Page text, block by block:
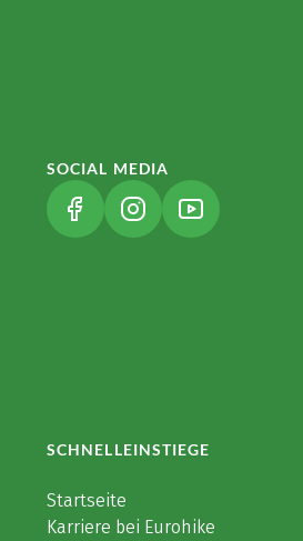
SOCIAL MEDIA
(LINK ÖFFNET IN NEUEM
(LINK ÖFFNET IN
(LINK
SCHNELLEINSTIEGE
Startseite
Karriere bei Eurohike